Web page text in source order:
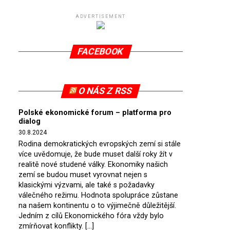
ADVERTISEMENT
FACEBOOK
O NÁS Z RSS
Polské ekonomické forum – platforma pro
dialog
30.8.2024
Rodina demokratických evropských zemí si stále
více uvědomuje, že bude muset další roky žít v
realitě nové studené války. Ekonomiky našich
zemí se budou muset vyrovnat nejen s
klasickými výzvami, ale také s požadavky
válečného režimu. Hodnota spolupráce zůstane
na našem kontinentu o to výjimečně důležitější.
Jedním z cílů Ekonomického fóra vždy bylo
zmírňovat konflikty. […]